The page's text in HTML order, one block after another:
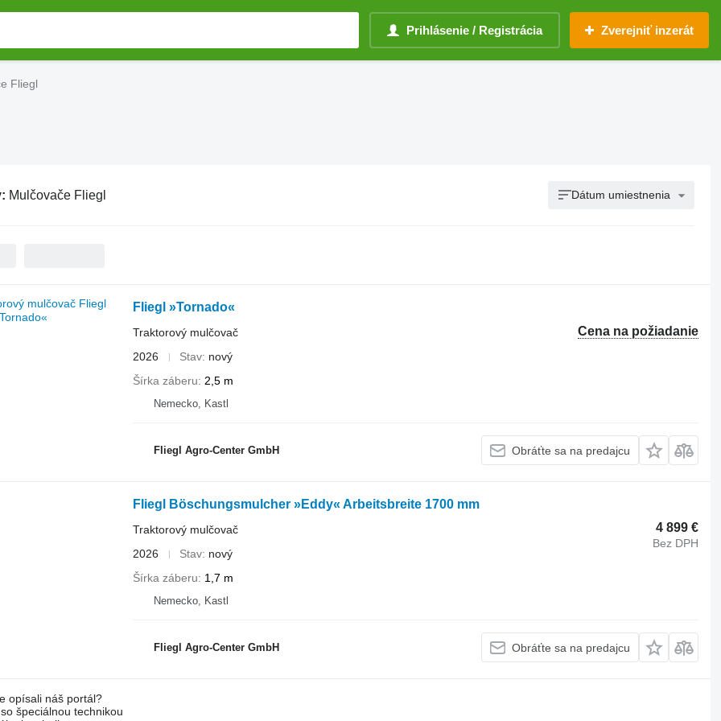
Prihlásenie / Registrácia Zverejniť inzerát
Fliegl
Mulčovače Fliegl Dátum umiestnenia
Fliegl »Tornado«
Cena na požiadanie
Traktorový mulčovač
2026
Stav nový
Šírka záberu
2,5 m
Nemecko, Kastl
Fliegl Agro-Center GmbH Obráťte sa na predajcu
Fliegl Böschungsmulcher »Eddy« Arbeitsbreite 1700 mm
4 899 €
Bez DPH
Traktorový mulčovač
2026
Stav nový
Šírka záberu
1,7 m
Nemecko, Kastl
Fliegl Agro-Center GmbH Obráťte sa na predajcu
opísali náš portál?
špeciálnou technikou